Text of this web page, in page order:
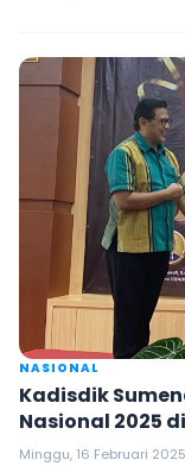
NASIONAL
Kadisdik
Nasional 2025
Minggu, 16 Februari 2025